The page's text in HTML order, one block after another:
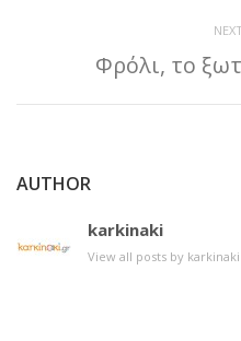
Φρόλι, το
AUTHOR
karkinaki
View all posts by karkinaki